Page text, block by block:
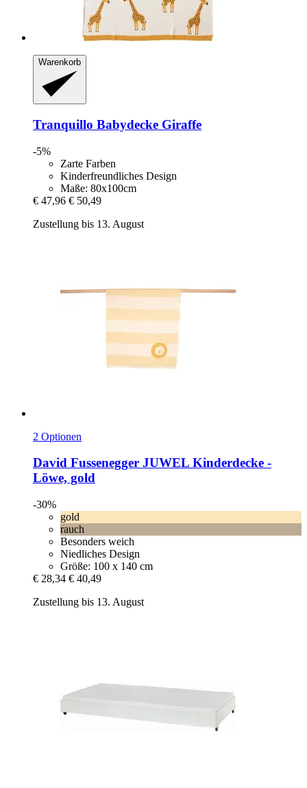
Warenkorb
Tranquillo Babydecke Giraffe
-5%
Zarte Farben
Kinderfreundliches Design
Maße: 80x100cm
€ 47,96 € 50,49
Zustellung bis 13. August
2 Optionen
David Fussenegger JUWEL Kinderdecke -​
Löwe, gold
-30%
gold
rauch
Besonders weich
Niedliches Design
Größe: 100 x 140 cm
€ 28,34 € 40,49
Zustellung bis 13. August